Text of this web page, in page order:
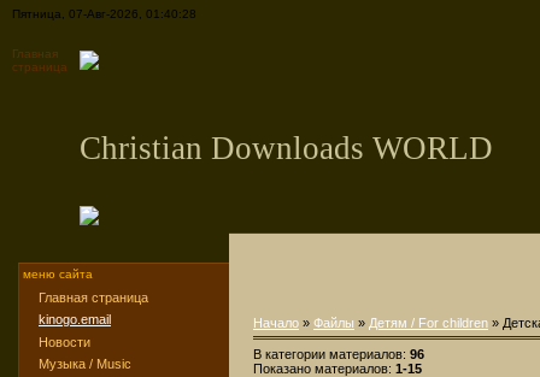
Пятница, 07-Авг-2026, 01:40:28
Главная
страница
Christian Downloads WORLD
меню сайта
Главная страница
kinogo.email
Новости
Музыка / Music
Начало » Файлы » Детям / For children »
В категории материалов: 96
Показано материалов: 1-15